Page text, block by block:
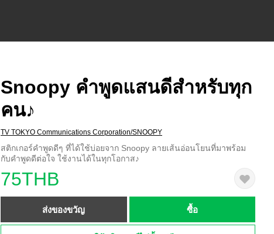
Snoopy คำพูดแสนดีสำหรับทุก
คน♪
TV TOKYO Communications Corporation/SNOOPY
สติกเกอร์คำพูดดีๆ ที่ได้ใช้บ่อยจาก Snoopy ลายเส้นอ่อนโยนที่มาพร้อม
กับคำพูดดีต่อใจ ใช้งานได้ในทุกโอกาส♪
75THB
ส่งของขวัญ ซื้อ